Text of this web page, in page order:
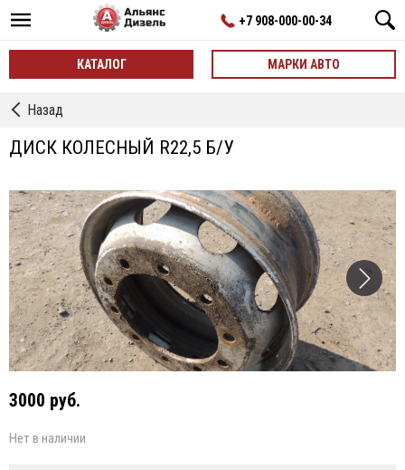
+7 908-000-00-34
КАТАЛОГ МАРКИ АВТО
←
Диски
Назад
ДИСК КОЛЕСНЫЙ R22,5 Б/У
3000 руб.
Нет в наличии